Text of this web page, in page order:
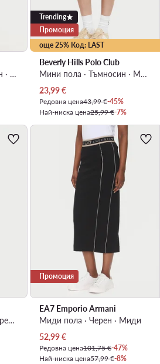
спортна пола · Тъмносин · Мини
още 25% Код: LAST
Trending
Промоция
Beverly Hills Polo Club
Мини пола · Тъмносин · Мини
Актуална цена
23,99€
Редовна цена43,99 €-45%
Най-ниска цена25,99 €-7%
Комплект топ и пола · Кремав · Макси
Промоция
EA7 Emporio Armani
Миди пола · Черен · Миди
Актуална цена
52,99€
Редовна цена101,75 €-47%
Най-ниска цена57,99 €-8%